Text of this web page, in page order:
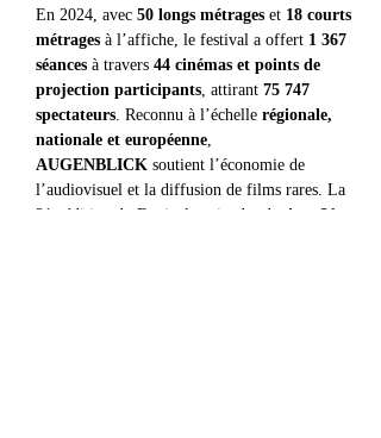
En 2024, avec 50 longs métrages et 18 courts
métrages à l’affiche, le festival a offert 1 367
séances à travers 44 cinémas et points de
projection participants , attirant 75 747
spectateurs . Reconnu à l’échelle régionale,
nationale et européenne
AUGENBLICK soutient l’économie de
l’audiovisuel et la diffusion de films rares. La
21e édition du Festival se tiendra du
4 au 21